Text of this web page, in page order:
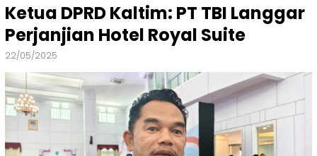
Ketua DPRD Kaltim: PT TBI Langgar
Perjanjian Hotel Royal Suite
22/05/2025